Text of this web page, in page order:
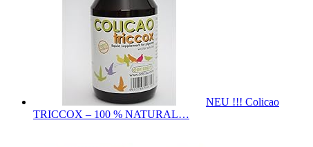
NEU !!! Colicao
TRICCOX – 100 % NATURAL…